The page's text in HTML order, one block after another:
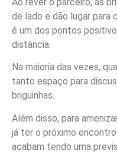
de lado e dão lugar para
é um dos pontos
distância.
Na maioria das vezes,
tanto espaço para
briguinhas.
Além disso, para
já ter o próximo
acabam tendo uma